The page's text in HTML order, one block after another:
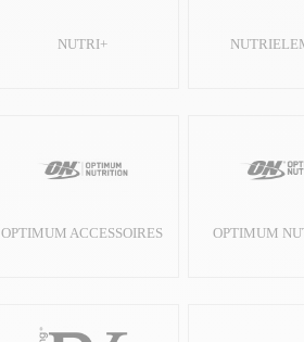
NUTRI+
OPTIMUM ACCESSOIRES OPTIMUM